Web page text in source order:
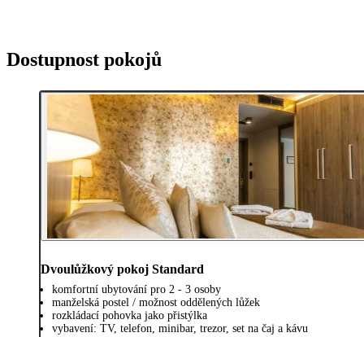
Dostupnost pokojů
Dvoulůžkový pokoj Standard
komfortní ubytování pro 2 - 3 osoby
manželská postel / možnost oddělených lůžek
rozkládací pohovka jako přistýlka
vybavení: TV, telefon, minibar, trezor, set na čaj a kávu